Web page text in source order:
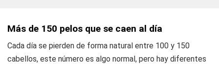
Más de 150 pelos que se caen al día
Cada día se pierden de forma natural entre 100 y 150
cabellos, este número es algo normal, pero hay diferentes